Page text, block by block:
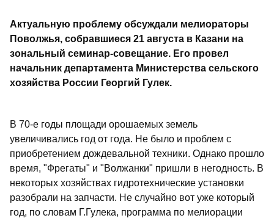
Актуальную проблему обсуждали мелиораторы
Поволжья, собравшиеся 21 августа в Казани на
зональный семинар-совещание. Его провел
начальник департамента Министерства сельского
хозяйства России Георгий Гулек.
В 70-е годы площади орошаемых земель
увеличивались год от года. Не было и проблем с
приобретением дождевальной техники. Однако прошло
время, "Фрегаты" и "Волжанки" пришли в негодность. В
некоторых хозяйствах гидротехнические установки
разобрали на запчасти. Не случайно вот уже который
год, по словам Г.Гулека, программа по мелиорации